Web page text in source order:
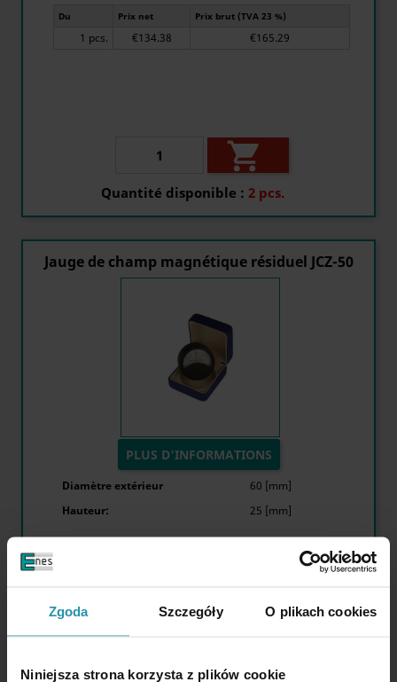
Zgoda Szczegóły O plikach cookies
Niniejsza strona korzysta z plików cookie
Du Prix net Prix brut (TVA 23 %)
1 pcs. €134.38 €165.29

Quantité disponible : 2 pcs.
Jauge de champ magnétique résiduel JCZ-50
PLUS D'INFORMATIONS
Diamètre extérieur
60 [mm]
Hauteur:
25 [mm]
1 pcs. €134.38 €165.29